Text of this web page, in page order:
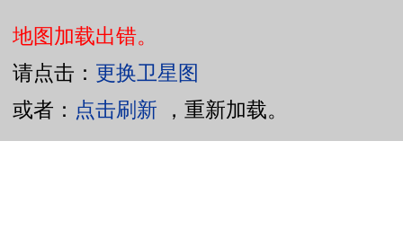
地图加载出错。
请点击： 更换卫星图
或者： 点击刷新 ，重新加载。